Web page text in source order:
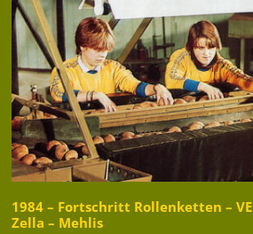
1984 – Fortschritt Rollenketten –
Zella – Mehlis